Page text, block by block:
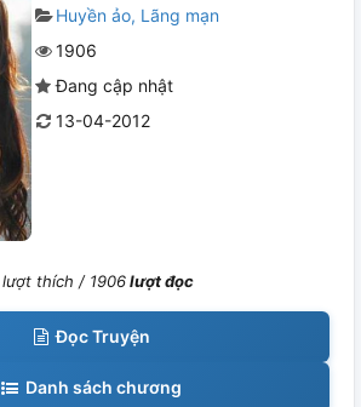
Huyền ảo Lãng mạn
1906
Đang cập nhật
13-04-2012
lượt thích / 1906lượt đọc
Đọc Truyện
Danh sách chương